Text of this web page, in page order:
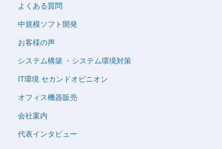
よくある質問
中規模ソフト開発
お客様の声
システム構築 ・システム環境対策
IT環境 セカンドオピニオン
オフィス機器販売
会社案内
代表インタビュー